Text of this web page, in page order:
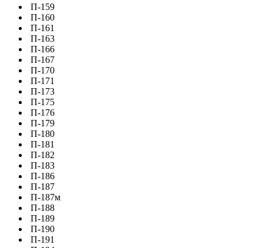
П-159
П-160
П-161
П-163
П-166
П-167
П-170
П-171
П-173
П-175
П-176
П-179
П-180
П-181
П-182
П-183
П-186
П-187
П-187м
П-188
П-189
П-190
П-191